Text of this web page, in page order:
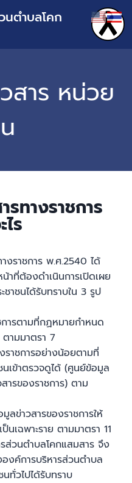
นตำบลโคก
สาร หน่วย
ทางราชการ
ร
ราชการ พ.ศ.2540 ได้
าที่ต้องดำเนินการเปิดเผย
ชาชนได้รับทราบใน 3 รูป
การตามที่กฏหมายกำหนด
ามมาตรา 7
ราชการอย่างน้อยตามที่
เข้าตรวจดูได้ (ศูนย์ข้อมูล
ารของราชการ) ตาม
ลข่าวสารของราชการให้
นเฉพาะราย ตามมาตรา 11
บลโคกแสมสาร จึง
งค์การบริหารส่วนตำบล
ทั่วไปได้รับทราบ